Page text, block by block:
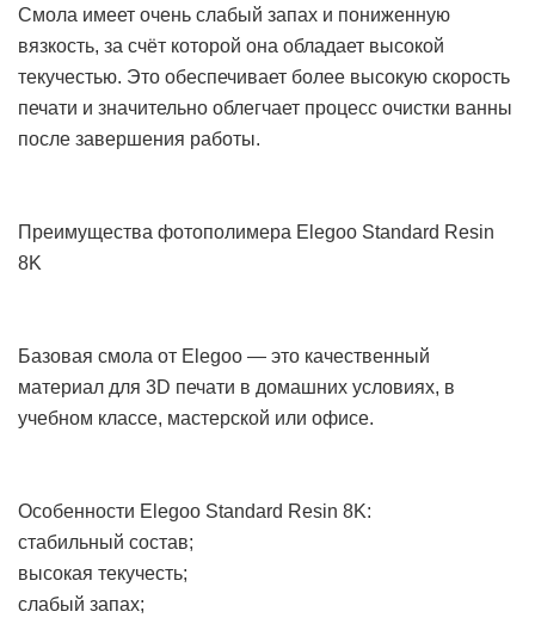
Смола имеет очень слабый запах и пониженную
вязкость, за счёт которой она обладает высокой
текучестью. Это обеспечивает более высокую скорость
печати и значительно облегчает процесс очистки ванны
после завершения работы.
Преимущества фотополимера Elegoo Standard Resin
8K
Базовая смола от Elegoo — это качественный
материал для 3D печати в домашних условиях, в
учебном классе, мастерской или офисе.
Особенности Elegoo Standard Resin 8K:
стабильный состав;
высокая текучесть;
слабый запах;